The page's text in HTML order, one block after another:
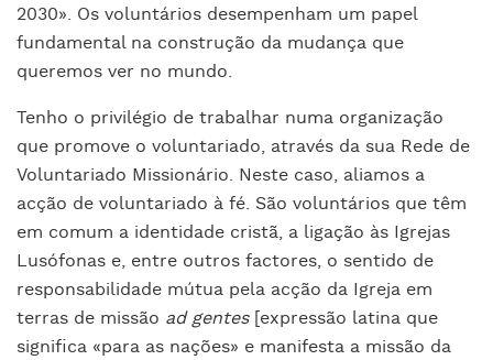
2030». Os voluntários desempenham um papel
fundamental na construção da mudança que
queremos ver no mundo.
Tenho o privilégio de trabalhar numa organização
que promove o voluntariado, através da sua Rede de
Voluntariado Missionário. Neste caso, aliamos a
acção de voluntariado à fé. São voluntários que têm
em comum a identidade cristã, a ligação às Igrejas
Lusófonas e, entre outros factores, o sentido de
responsabilidade mútua pela acção da Igreja em
terras de missão ad gentes[expressão latina que
significa «para as nações» e manifesta a missão da